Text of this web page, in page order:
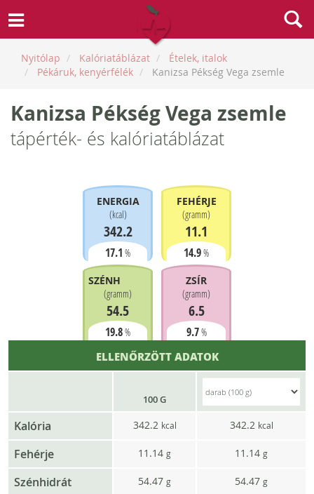
Nyitólap Kalóriatáblázat
Ételek, italok
Pékáruk, kenyérfélék
Kanizsa Pékség Vega zsemle
Kanizsa Pékség Vega zsemle
tápérték- és kalóriatáblázat
ENERGIA
(kcal)
342.2
17.1 %
FEHÉRJE
(gramm)
11.1
14.9%
SZÉNHIDRÁT
(gramm)
54.5
19.8%
ZSÍR
(gramm)
6.5
9.7%
ELLENŐRZÖTT ADATOK
100 G
Kalória 342.2 kcal 342.2 kcal
Fehérje 11.14 g 11.14 g
Szénhidrát 54.47 g 54.47 g